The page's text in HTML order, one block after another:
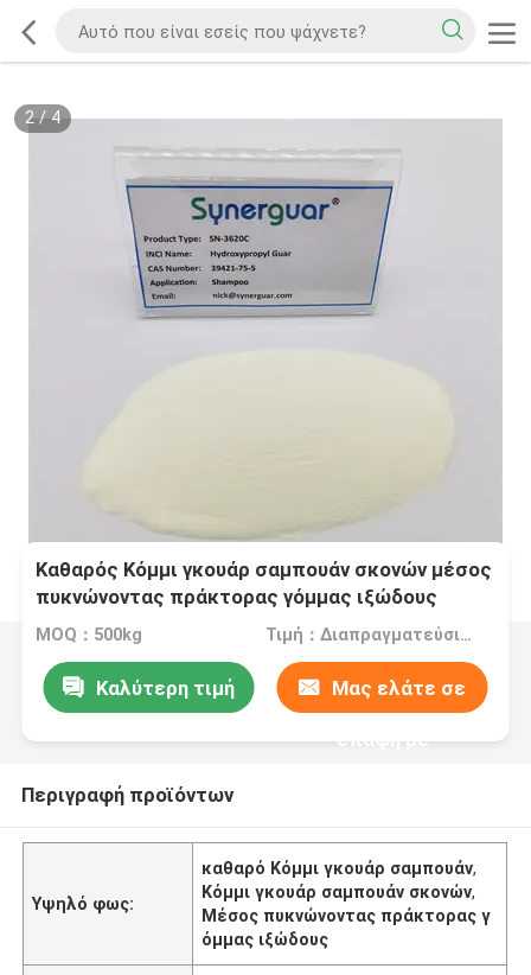
2/ 4
Καθαρός Κόμμι γκουάρ σαμπουάν σκονών μέσος
πυκνώνοντας πράκτορας γόμμας ιξώδους
MOQ：500kg Τιμή：Διαπραγματεύσιμα
Καλύτερη τιμή Μας ελάτε σε
επαφή με
Περιγραφή προϊόντων
Υψηλό φως:
καθαρό Κόμμι γκουάρ σαμπουάν,
Κόμμι γκουάρ σαμπουάν σκονών,
Μέσος πυκνώνοντας πράκτορας γ
όμμας ιξώδους